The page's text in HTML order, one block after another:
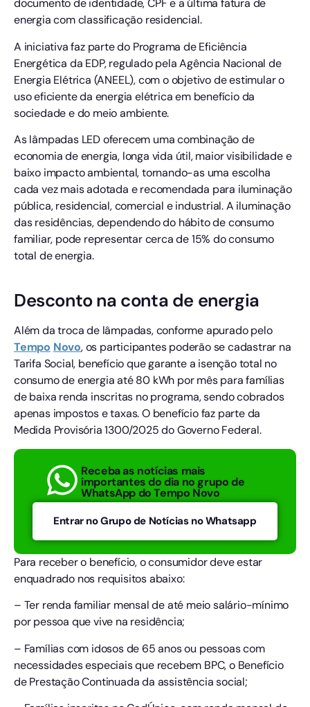
documento de identidade, CPF e a última fatura de
energia com classificação residencial.
A iniciativa faz parte do Programa de Eficiência
Energética da EDP, regulado pela Agência Nacional de
Energia Elétrica (ANEEL), com o objetivo de estimular o
uso eficiente da energia elétrica em benefício da
sociedade e do meio ambiente.
As lâmpadas LED oferecem uma combinação de
economia de energia, longa vida útil, maior visibilidade e
baixo impacto ambiental, tornando-as uma escolha
cada vez mais adotada e recomendada para iluminação
pública, residencial, comercial e industrial. A iluminação
das residências, dependendo do hábito de consumo
familiar, pode representar cerca de 15% do consumo
total de energia.
Desconto na conta de energia
Além da troca de lâmpadas, conforme apurado pelo
Tempo Novo, os participantes poderão se cadastrar na
Tarifa Social, benefício que garante a isenção total no
consumo de energia até 80 kWh por mês para famílias
de baixa renda inscritas no programa, sendo cobrados
apenas impostos e taxas. O benefício faz parte da
Medida Provisória 1300/2025 do Governo Federal.
Receba as notícias mais
importantes do dia no grupo de
WhatsApp do Tempo Novo
Entrar no Grupo de Notícias no Whatsapp
Para receber o benefício, o consumidor deve estar
enquadrado nos requisitos abaixo:
– Ter renda familiar mensal de até meio salário-mínimo
por pessoa que vive na residência;
– Famílias com idosos de 65 anos ou pessoas com
necessidades especiais que recebem BPC, o Benefício
de Prestação Continuada da assistência social;